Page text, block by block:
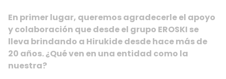
En primer lugar, queremos agradecerle el apoyo
y colaboración que desde el grupo EROSKI se
lleva brindando a Hirukide desde hace más de
20 años. ¿Qué ven en una entidad como la
nuestra?